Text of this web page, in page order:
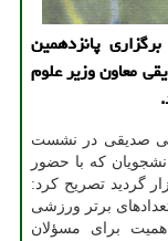
پانزدهمین
معاون وزیر علوم
صدیقی در نشست
كه با حضور
گردید تصریح كرد:
برتر ورزشی
برای مسؤلان